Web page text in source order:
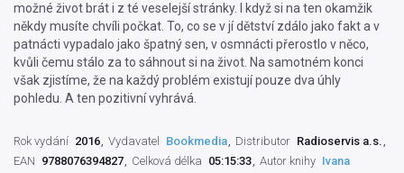
možné život brát i z té veselejší stránky. I když si na ten okamžik
někdy musíte chvíli počkat. To, co se v jí dětství zdálo jako fakt a v
patnácti vypadalo jako špatný sen, v osmnácti přerostlo v něco,
kvůli čemu stálo za to sáhnout si na život. Na samotném konci
však zjistíme, že na každý problém existují pouze dva úhly
pohledu. A ten pozitivní vyhrává.
Rok vydání 2016 Vydavatel Bookmedia Distributor Radioservis a.s.
EAN 9788076394827 Celková délka 05:15:33 Autor knihy Ivana